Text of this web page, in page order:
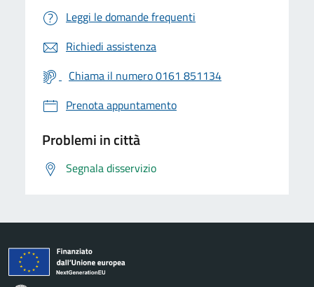
Leggi le domande frequenti
Richiedi assistenza
Chiama il numero 0161 851134
Prenota appuntamento
Problemi in città
Segnala disservizio